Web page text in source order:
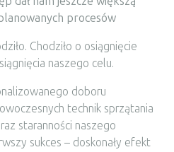
procesów
Chodziło o osiągnięcie
naszego celu.
doboru
technik sprzątania
staranności naszego
sukces – doskonały efekt